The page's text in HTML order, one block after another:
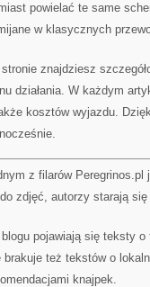
powielać te same
w klasycznych
stronie znajdziesz
działania. W każdym
kosztów wyjazdu.
z filarów
do zdjęć, autorzy starają
blogu pojawiają się teksty
brakuje też tekstów o
knajpek.